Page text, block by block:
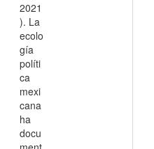
2021
). La
ecolo
gía
políti
ca
mexi
cana
ha
docu